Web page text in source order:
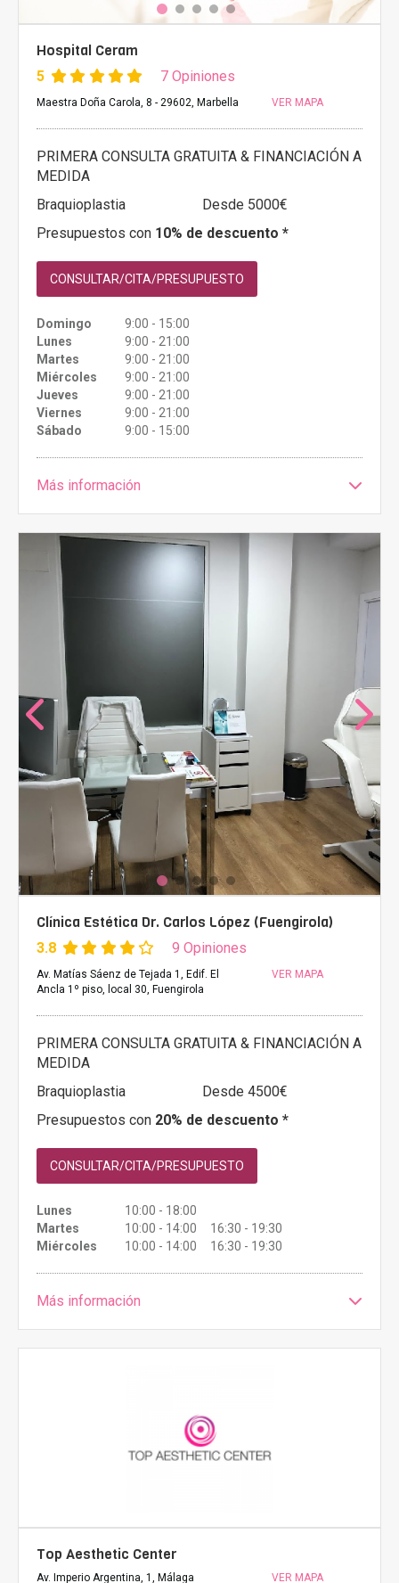
Hospital Ceram
5 7 Opiniones
Maestra Doña Carola, 8 - 29602, Marbella VER MAPA
PRIMERA CONSULTA GRATUITA & FINANCIACIÓN A
MEDIDA
Braquioplastia
Desde 5000€
Presupuestos con 10% de descuento *
CONSULTAR/CITA/PRESUPUESTO
Domingo
9:00 - 15:00
Lunes
9:00 - 21:00
Martes
9:00 - 21:00
Miércoles
9:00 - 21:00
Jueves
9:00 - 21:00
Viernes
9:00 - 21:00
Sábado
9:00 - 15:00
Más información
Clínica Estética Dr. Carlos López (Fuengirola)
3.8 9 Opiniones
Av. Matías Sáenz de Tejada 1, Edif. El
Ancla 1º piso, local 30, Fuengirola
VER MAPA
PRIMERA CONSULTA GRATUITA & FINANCIACIÓN A
MEDIDA
Braquioplastia
Desde 4500€
Presupuestos con 20% de descuento *
CONSULTAR/CITA/PRESUPUESTO
Lunes
10:00 - 18:00
Martes
10:00 - 14:00 16:30 - 19:30
Miércoles
10:00 - 14:00 16:30 - 19:30
Más información
Top Aesthetic Center
Av. Imperio Argentina, 1, Málaga VER MAPA